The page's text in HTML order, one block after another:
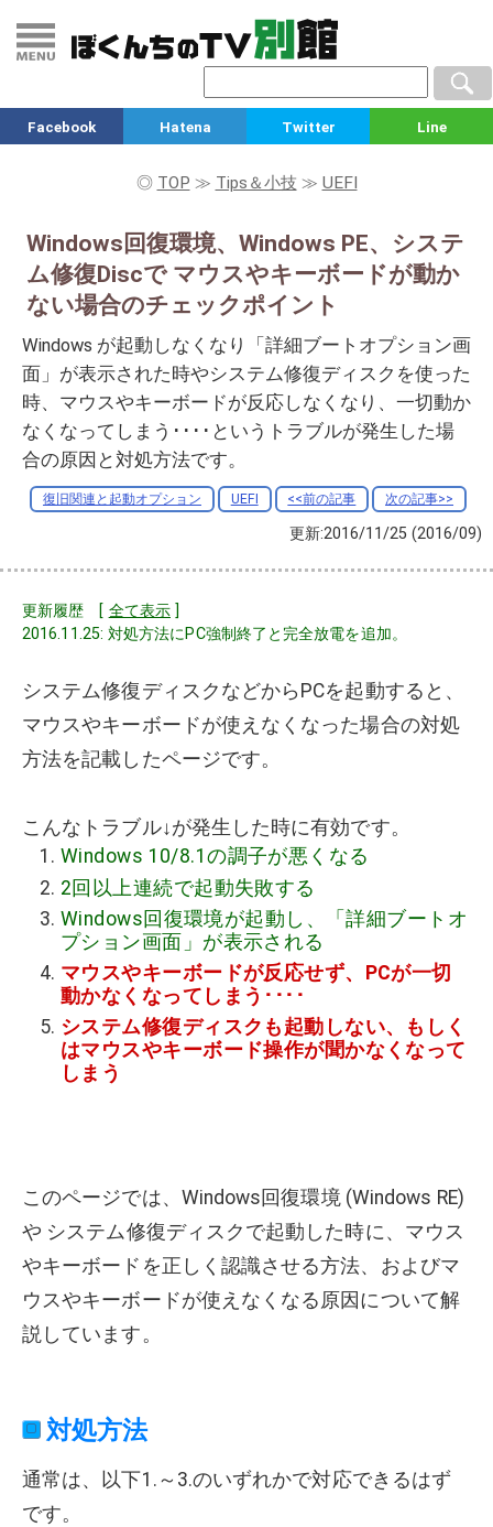
Facebook Hatena Twitter Line
◎ TOP ≫ Tips＆小技 ≫ UEFI
Windows回復環境、Windows PE、システ
ム修復Discで マウスやキーボードが動か
ない場合のチェックポイント
Windows が起動しなくなり「詳細ブートオプション画
面」が表示された時やシステム修復ディスクを使った
時、マウスやキーボードが反応しなくなり、一切動か
なくなってしまう････というトラブルが発生した場
合の原因と対処方法です。
復旧関連と起動オプション UEFI <<前の記事 次の記事>>
更新:2016/11/25 (2016/09)
更新履歴 [ 全て表示]
2016.11.25: 対処方法にPC強制終了と完全放電を追加。
システム修復ディスクなどからPCを起動すると、
マウスやキーボードが使えなくなった場合の対処
方法を記載したページです。
こんなトラブル↓が発生した時に有効です。
Windows 10/8.1の調子が悪くなる
2回以上連続で起動失敗する
Windows回復環境が起動し、「詳細ブートオ
プション画面」が表示される
マウスやキーボードが反応せず、PCが一切
動かなくなってしまう････
システム修復ディスクも起動しない、もしく
はマウスやキーボード操作が聞かなくなって
しまう
このページでは、Windows回復環境 (Windows RE)
や システム修復ディスクで起動した時に、マウス
やキーボードを正しく認識させる方法、およびマ
ウスやキーボードが使えなくなる原因について解
説しています。
対処方法
通常は、以下1.～3.のいずれかで対応できるはず
です。